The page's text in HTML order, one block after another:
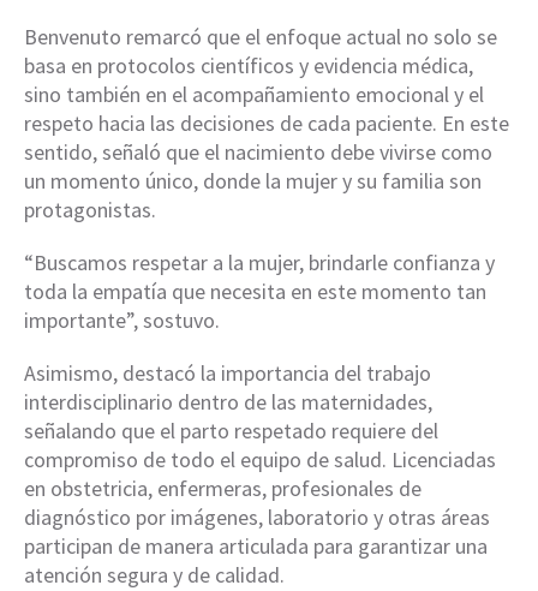
Benvenuto remarcó que el enfoque actual no solo se
basa en protocolos científicos y evidencia médica,
sino también en el acompañamiento emocional y el
respeto hacia las decisiones de cada paciente. En este
sentido, señaló que el nacimiento debe vivirse como
un momento único, donde la mujer y su familia son
protagonistas.
“Buscamos respetar a la mujer, brindarle confianza y
toda la empatía que necesita en este momento tan
importante”, sostuvo.
Asimismo, destacó la importancia del trabajo
interdisciplinario dentro de las maternidades,
señalando que el parto respetado requiere del
compromiso de todo el equipo de salud. Licenciadas
en obstetricia, enfermeras, profesionales de
diagnóstico por imágenes, laboratorio y otras áreas
participan de manera articulada para garantizar una
atención segura y de calidad.